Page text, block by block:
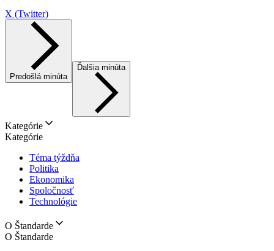
X (Twitter)
Predošlá minúta
Ďalšia minúta
Kategórie
Kategórie
Téma týždňa
Politika
Ekonomika
Spoločnosť
Technológie
O Štandarde
O Štandarde